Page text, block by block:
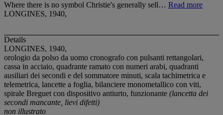
Where there is no symbol Christie's generally sell… Read more
LONGINES, 1940,
Details
LONGINES, 1940,
orologio da polso da uomo cronografo con pulsanti rettangolari,
cassa in acciaio, quadrante ramato con numeri arabi, quadranti
ausiliari dei secondi e del sommatore minuti, scala tachimetrica e
telemetrica, lancette a foglia, bilanciere monometallico con viti,
spirale Breguet con dispositivo antiurto, funzionante (lancetta dei
secondi mancante, lievi difetti)
non illustrato